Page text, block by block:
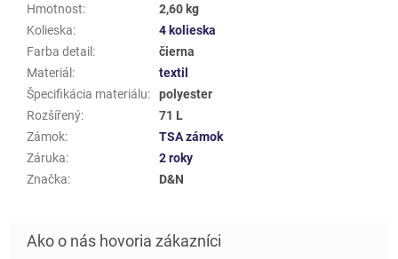
Hmotnost:
2,60 kg
Kolieska:
4 kolieska
Farba detail :
čierna
Materiál :
textil
Špecifikácia materiálu:
polyester
Rozšířený:
71 L
Zámok:
TSA zámok
Záruka:
2 roky
Značka: D&N